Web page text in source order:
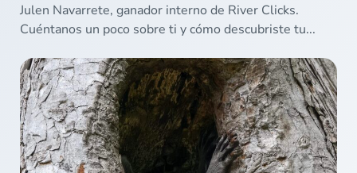
Julen Navarrete, ganador interno de River Clicks.
Cuéntanos un poco sobre ti y cómo descubriste tu...